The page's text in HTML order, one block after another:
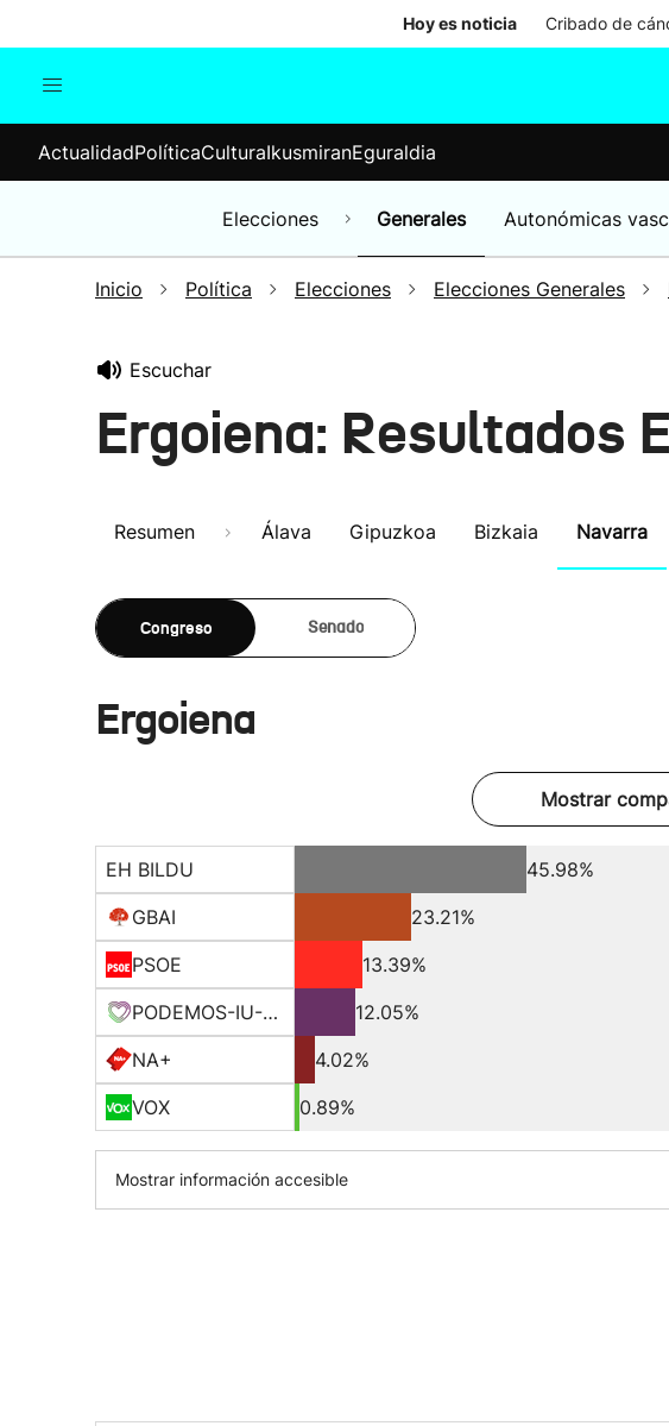
Hoy es noticia Cribado de
Elecciones
ActualidadPolíticaCulturaIkusmiranEguraldia
Elecciones Generales Autonómicas
Inicio Política Elecciones Elecciones Generales
Escuchar
Ergoiena: Resultados
Resumen Álava Gipuzkoa Bizkaia Navarra
Congreso Senado
Ergoiena
Mostrar
EH BILDU
45.98%
GBAI
23.21%
PSOE
13.39%
PODEMOS-IU-EQUO-BATZ
12.05%
NA+
4.02%
VOX
0.89%
Mostrar información accesible